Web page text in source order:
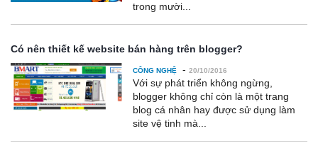
trong mười...
Có nên thiết kế website bán hàng trên blogger?
CÔNG NGHỆ - 20/10/2016
Với sự phát triển không ngừng,
blogger không chỉ còn là một trang
blog cá nhân hay được sử dụng làm
site vệ tinh mà...